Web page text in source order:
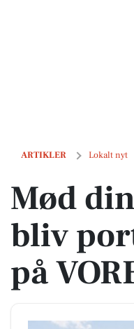
ARTIKLER Lokalt nyt
Mød dine naboer - bliv
Mød
bliv
på